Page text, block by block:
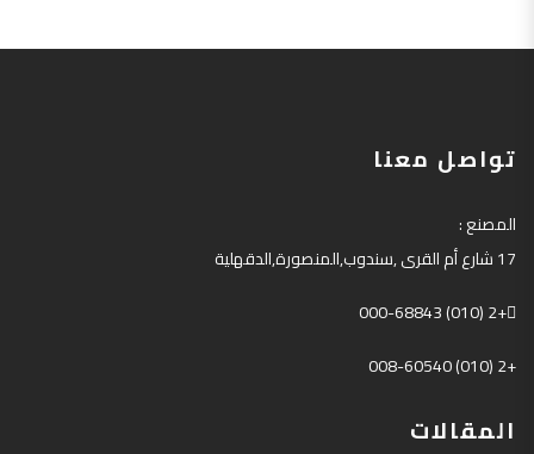
تواصل معنا
المصنع:
17شارع أم القرى,سندوب,المنصورة,الدقهلية
+2 (010) 000-68843
+2 (010) 008-60540
المقالات